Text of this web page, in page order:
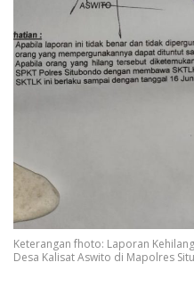
Keterangan fhoto: Laporan
Desa Kalisat Aswito di Mapolres